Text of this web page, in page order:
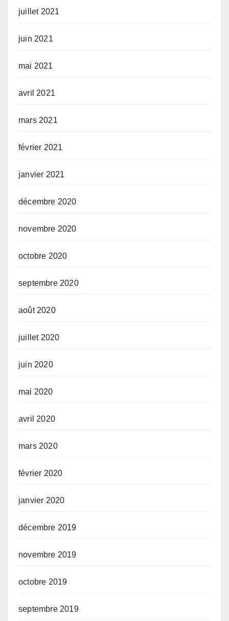
juillet 2021
juin 2021
mai 2021
avril 2021
mars 2021
février 2021
janvier 2021
décembre 2020
novembre 2020
octobre 2020
septembre 2020
août 2020
juillet 2020
juin 2020
mai 2020
avril 2020
mars 2020
février 2020
janvier 2020
décembre 2019
novembre 2019
octobre 2019
septembre 2019